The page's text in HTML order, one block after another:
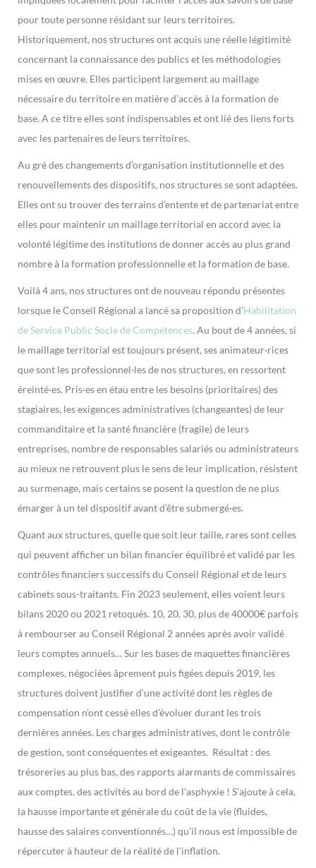
pour toute personne résidant sur leurs territoires.
Historiquement, nos structures ont acquis une réelle légitimité
concernant la connaissance des publics et les méthodologies
mises en œuvre. Elles participent largement au maillage
nécessaire du territoire en matière d’accès à la formation de
base. A ce titre elles sont indispensables et ont lié des liens forts
avec les partenaires de leurs territoires.
Au gré des changements d’organisation institutionnelle et des
renouvellements des dispositifs, nos structures se sont adaptées.
Elles ont su trouver des terrains d’entente et de partenariat entre
elles pour maintenir un maillage territorial en accord avec la
volonté légitime des institutions de donner accès au plus grand
nombre à la formation professionnelle et la formation de base.
Voilà 4 ans, nos structures ont de nouveau répondu présentes
lorsque le Conseil Régional a lancé sa proposition d’Habilitation
de Service Public Socle de Compétences. Au bout de 4 années, si
le maillage territorial est toujours présent, ses animateur·rices
que sont les professionnel·les de nos structures, en ressortent
éreinté·es. Pris·es en étau entre les besoins (prioritaires) des
stagiaires, les exigences administratives (changeantes) de leur
commanditaire et la santé financière (fragile) de leurs
entreprises, nombre de responsables salariés ou administrateurs
au mieux ne retrouvent plus le sens de leur implication, résistent
au surmenage, mais certains se posent la question de ne plus
émarger à un tel dispositif avant d’être submergé·es.
Quant aux structures, quelle que soit leur taille, rares sont celles
qui peuvent afficher un bilan financier équilibré et validé par les
contrôles financiers successifs du Conseil Régional et de leurs
cabinets sous-traitants. Fin 2023 seulement, elles voient leurs
bilans 2020 ou 2021 retoqués. 10, 20, 30, plus de 40000€ parfois
à rembourser au Conseil Régional 2 années après avoir validé
leurs comptes annuels… Sur les bases de maquettes financières
complexes, négociées âprement puis figées depuis 2019, les
structures doivent justifier d’une activité dont les règles de
compensation n’ont cessé elles d’évoluer durant les trois
dernières années. Les charges administratives, dont le contrôle
de gestion, sont conséquentes et exigeantes. Résultat : des
trésoreries au plus bas, des rapports alarmants de commissaires
aux comptes, des activités au bord de l’asphyxie ! S’ajoute à cela,
la hausse importante et générale du coût de la vie (fluides,
hausse des salaires conventionnés…) qu’il nous est impossible de
répercuter à hauteur de la réalité de l’inflation.